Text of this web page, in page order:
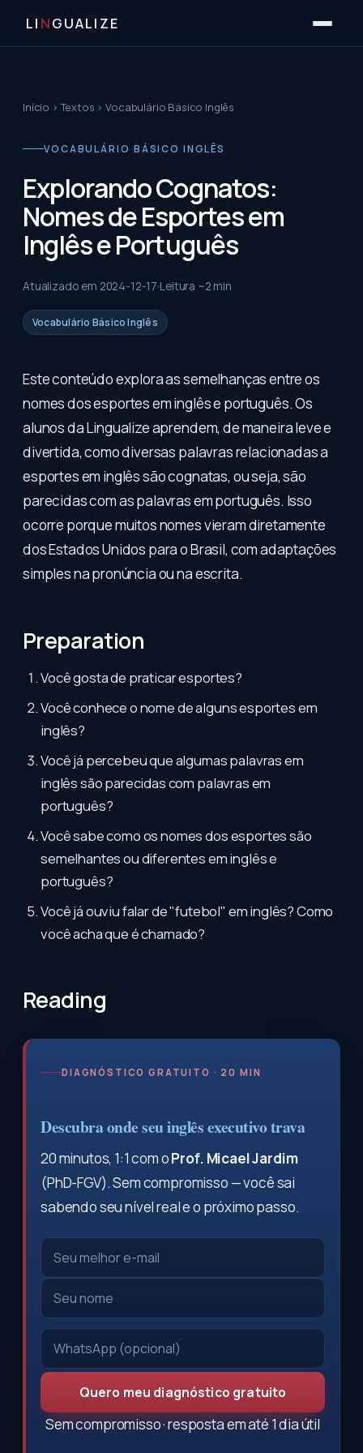
LI NGUALIZE
Início ›Textos ›Vocabulário Básico Inglês
VOCABULÁRIO BÁSICO INGLÊS
Explorando Cognatos:
Nomes de Esportes em
Inglês e Português
Atualizado em 2024-12-17 Leitura ~2 min
Vocabulário Básico Inglês
Este conteúdo explora as semelhanças entre os
nomes dos esportes em inglês e português. Os
alunos da Lingualize aprendem, de maneira leve e
divertida, como diversas palavras relacionadas a
esportes em inglês são cognatas, ou seja, são
parecidas com as palavras em português. Isso
ocorre porque muitos nomes vieram diretamente
dos Estados Unidos para o Brasil, com adaptações
simples na pronúncia ou na escrita.
Preparation
Você gosta de praticar esportes?
Você conhece o nome de alguns esportes em
inglês?
Você já percebeu que algumas palavras em
inglês são parecidas com palavras em
português?
Você sabe como os nomes dos esportes são
semelhantes ou diferentes em inglês e
português?
Você já ouviu falar de "futebol" em inglês? Como
você acha que é chamado?
Reading
DIAGNÓSTICO GRATUITO · 20 MIN
Descubra onde seu inglês executivo trava
20 minutos, 1:1 com oProf. Micael Jardim
(PhD-FGV). Sem compromisso — você sai
sabendo seu nível real e o próximo passo.
Quero meu diagnóstico gratuito
Sem compromisso · resposta em até 1 dia útil